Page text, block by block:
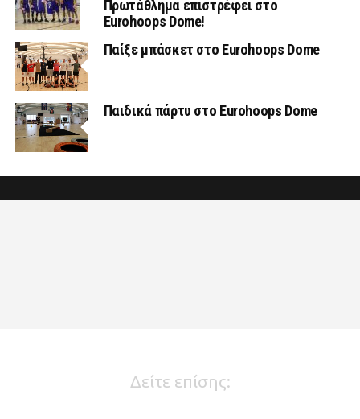
Πρωτάθλημα επιστρέφει στο
Eurohoops Dome!
Παίξε μπάσκετ στο Eurohoops Dome
Παιδικά πάρτυ στο Eurohoops Dome
Δείτε επίσης: